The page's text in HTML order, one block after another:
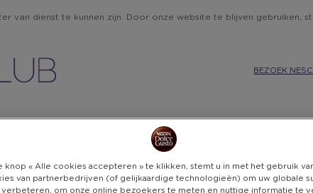
van dienst te kunnen zijn. Door onze website te blijven gebruiken,
BEZOEK
CADEAUBONNEN
knop « Alle cookies accepteren » te klikken, stemt u in met het gebruik
van partnerbedrijven (of gelijkaardige technologieën) om uw globale
om onze online bezoekers te meten en nuttige informatie te